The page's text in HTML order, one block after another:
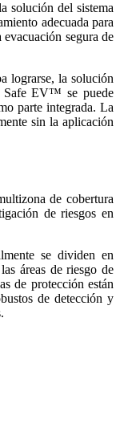
solución del sistema
adecuada para
segura de
lograrse, la solución
Safe EV™ se puede
parte integrada. La
sin la aplicación
de cobertura
de riesgos en
se dividen en
áreas de riesgo de
de protección están
de detección y